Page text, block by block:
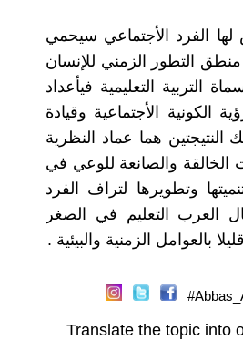
الفرد الأجتماعي سيحمي
التطور الزمني للإنسان
التعليمية فيأعداد
الأجتماعية وقيادة
هما عماد النظرية
الخالقة والصانعة للوعي في
وتطويرها لتراف الفرد
العرب التعليم في الصغر
بالعوامل الزمنية والبيئية .
Translate the topic into